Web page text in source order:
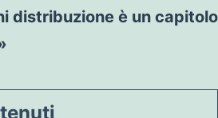
distribuzione è un capitolo